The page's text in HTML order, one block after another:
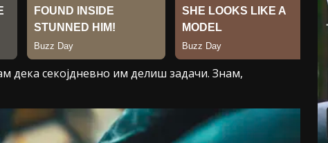
дека секојдневно им делиш задачи. Знам,